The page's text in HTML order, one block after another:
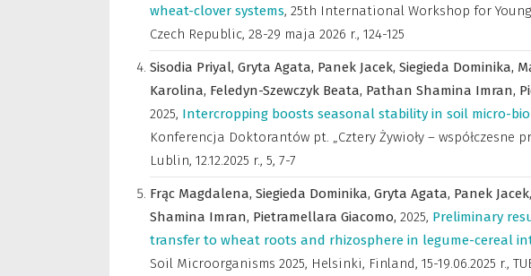
wheat-clover systems, 25th International Workshop for Young
Czech Republic, 28-29 maja 2026 r., 124-125
Sisodia Priyal, Gryta Agata, Panek Jacek, Siegieda Dominika,
Karolina, Feledyn-Szewczyk Beata, Pathan Shamina Imran,
2025, Intercropping boosts seasonal stability in soil micro-
Konferencja Doktorantów pt. „Cztery Żywioły – współczesne
Lublin, 12.12.2025 r., 5, 7-7
Frąc Magdalena, Siegieda Dominika, Gryta Agata, Panek Jacek,
Shamina Imran, Pietramellara Giacomo, 2025, Preliminary
transfer to wheat roots and rhizosphere in legume-cereal
Soil Microorganisms 2025, Helsinki, Finland, 15-19.06.2025 r.,